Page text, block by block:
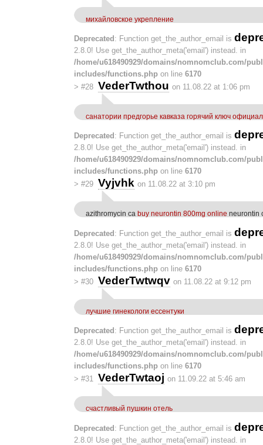
михайловское укрепление
Deprecated : Function get_the_author_email is
2.8.0! Use get_the_author_meta('email') instead. in
/home/u618490929/domains/nomnomclub.com/
includes/functions.php on line 6170
> #28 VederTwthou on 11.08.22 at 1:06 pm
санатории предгорье кавказа горячий ключ
Deprecated : Function get_the_author_email is
2.8.0! Use get_the_author_meta('email') instead. in
/home/u618490929/domains/nomnomclub.com/
includes/functions.php on line 6170
> #29 Vyjvhk on 11.08.22 at 3:10 pm
azithromycin ca buy neurontin 800mg online neurontin
Deprecated : Function get_the_author_email is
2.8.0! Use get_the_author_meta('email') instead. in
/home/u618490929/domains/nomnomclub.com/
includes/functions.php on line 6170
> #30 VederTwtwqv on 11.08.22 at 9:12 pm
лучшие гинекологи ессентуки
Deprecated : Function get_the_author_email is
2.8.0! Use get_the_author_meta('email') instead. in
/home/u618490929/domains/nomnomclub.com/
includes/functions.php on line 6170
> #31 VederTwtaoj on 11.09.22 at 5:46 am
счастливый пушкин отель
Deprecated: Function get_the_author_email is
2.8.0! Use get_the_author_meta('email') instead. in